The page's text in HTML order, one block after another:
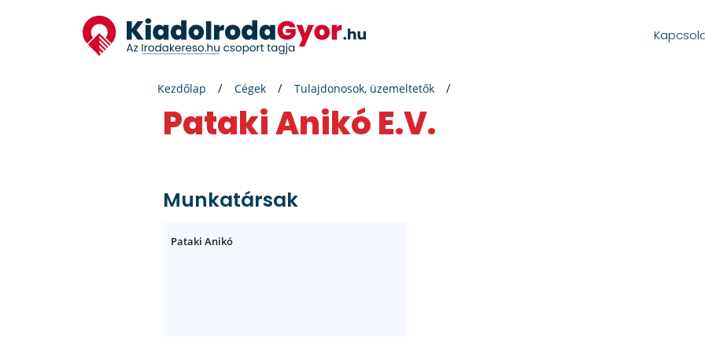
Kezdőlap Cégek Tulajdonosok, üzemeltetők
Pataki Anikó E.V.
Munkatársak
Pataki Anikó